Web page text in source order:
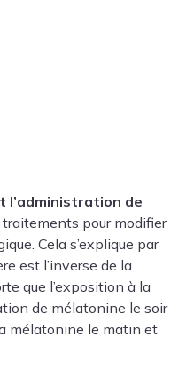
l’administration de
pour modifier
Cela s’explique par
est l’inverse de la
que l’exposition à la
de mélatonine le soir
mélatonine le matin et